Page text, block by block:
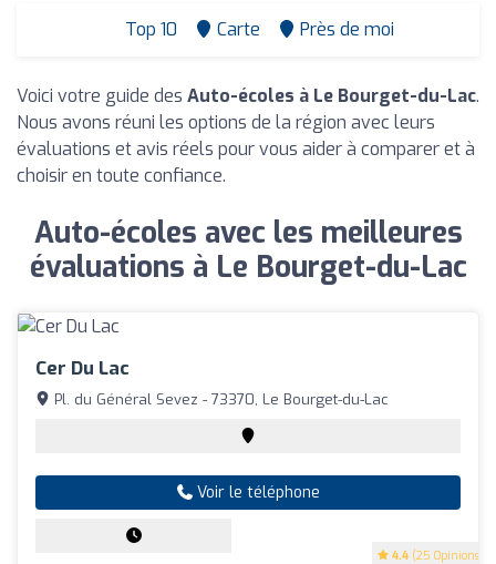
Top 10 Carte Près de moi
Voici votre guide des Auto-écoles à Le Bourget-du-Lac.
Nous avons réuni les options de la région avec leurs
évaluations et avis réels pour vous aider à comparer et à
choisir en toute confiance.
Auto-écoles avec les meilleures
évaluations à Le Bourget-du-Lac
Cer Du Lac
4.4 (25 Opinions)
Pl. du Général Sevez - 73370, Le Bourget-du-Lac
Voir le téléphone